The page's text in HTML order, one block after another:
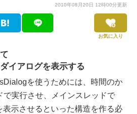
2010年08月20日 12時00分更新
お気に入り
イアログを表示する
を使うためには、時間のか
で実行させ、メインスレッドで
示させるといった構造を作る必